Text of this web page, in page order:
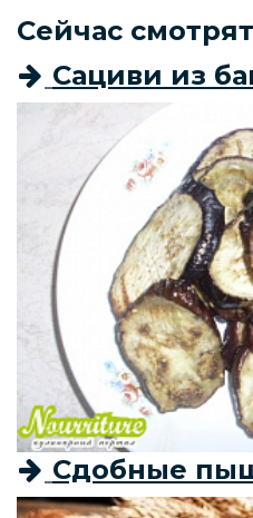
Сейчас
Сациви из
Сдобные